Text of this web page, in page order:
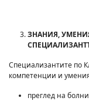
ЗНАНИЯ,
Специализантите по
компетенции и
преглед на